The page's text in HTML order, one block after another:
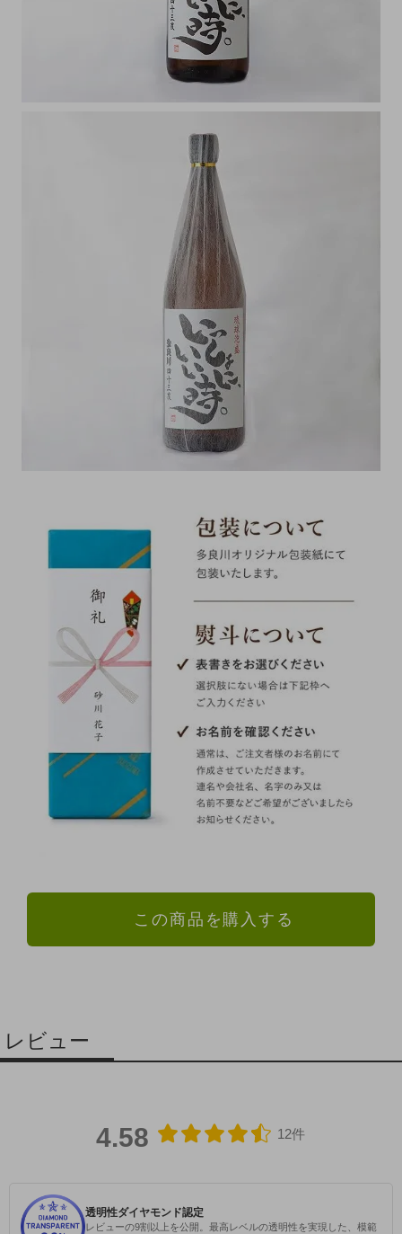
この商品を購入する
レビュー
4.58 12件
透明性ダイヤモンド認定
レビューの9割以上を公開。最高レベルの透明性を実現した、模範